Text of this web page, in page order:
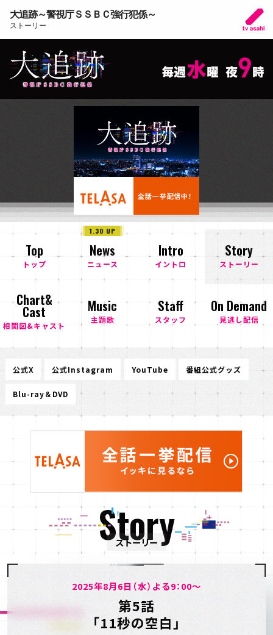
大追跡～警視庁ＳＳＢＣ強行犯係～
ストーリー
全話一挙配信中！
Top
トップ
News
ニュース
1.30 UP
Intro
イントロ
Story
ストーリー
Chart&
Cast
相関図&キャスト
Music
主題歌
Staff
スタッフ
On Demand
見逃し配信
公式X 公式Instagram YouTube 番組公式グッズ
Blu-ray＆DVD
Story
ストーリー
2025年8月6日（水）よる9：00～
第5話
「11秒の空白」